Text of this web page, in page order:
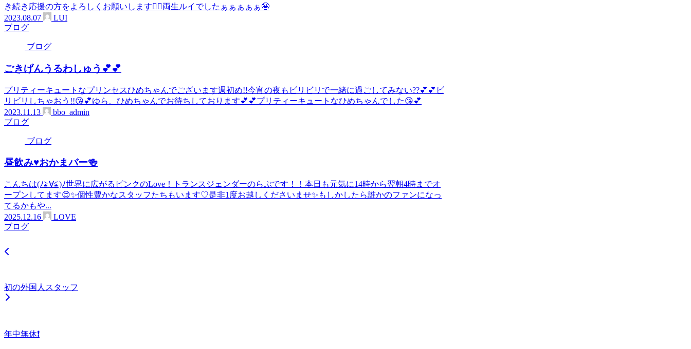
き続き応援の方をよろしくお願いします🙇‍♂️両生ルイでしたぁぁぁぁぁ🤪
2023.08.07
LUI
ブログ
ブログ
ごきげんうるわしゅう💕💕
プリティーキュートなプリンセスひめちゃんでございます週初め!!今宵の夜もビリビリで一緒に過ごしてみない??💕💕ビ
リビリしちゃおう!!😘💕ゆら、ひめちゃんでお待ちしております💕💕プリティーキュートなひめちゃんでした😘💕
2023.11.13
bbo_admin
ブログ
ブログ
昼飲み♥️おかまバー🍻
こんちは(ﾉ≧∀≦)ﾉ世界に広がるピンクのLove！トランスジェンダーのらぶです！！本日も元気に14時から翌朝4時までオ
ープンしてます😊✨個性豊かなスタッフたちもいます♡是非1度お越しくださいませ✨️もしかしたら誰かのファンになっ
てるかもや...
2025.12.16
LOVE
ブログ
初の外国人スタッフ
年中無休❗